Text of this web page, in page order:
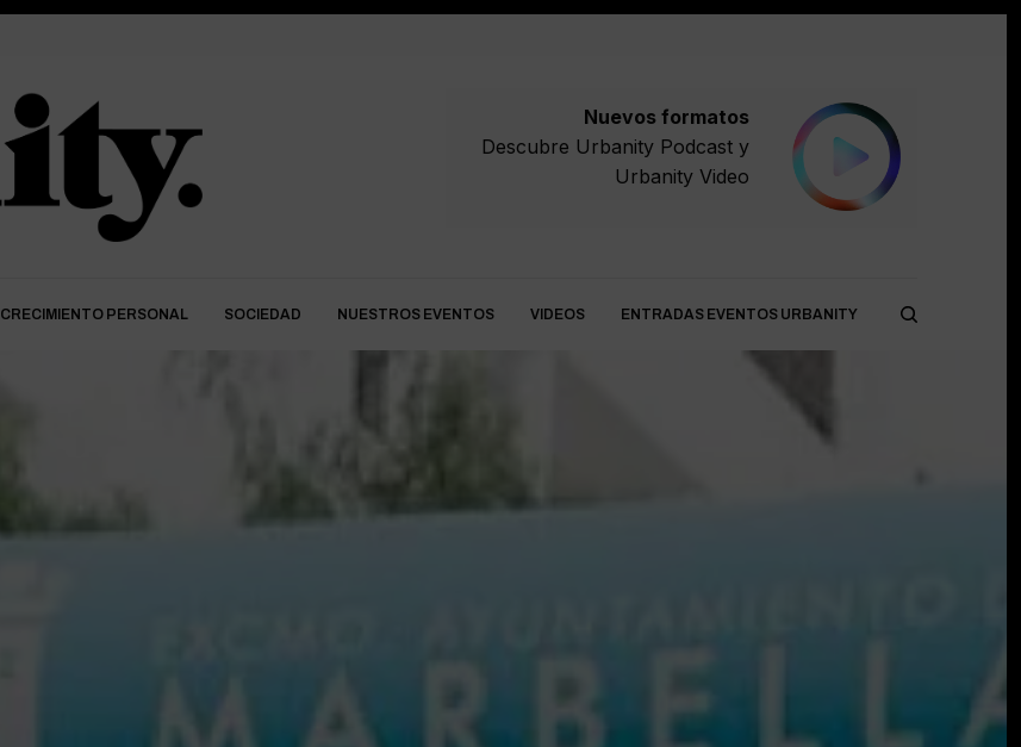
Nuevos formatos
Descubre Urbanity Podcasty
Urbanity Video
CRECIMIENTO PERSONAL SOCIEDAD NUESTROS EVENTOS VIDEOS ENTRADAS EVENTOS URBANITY